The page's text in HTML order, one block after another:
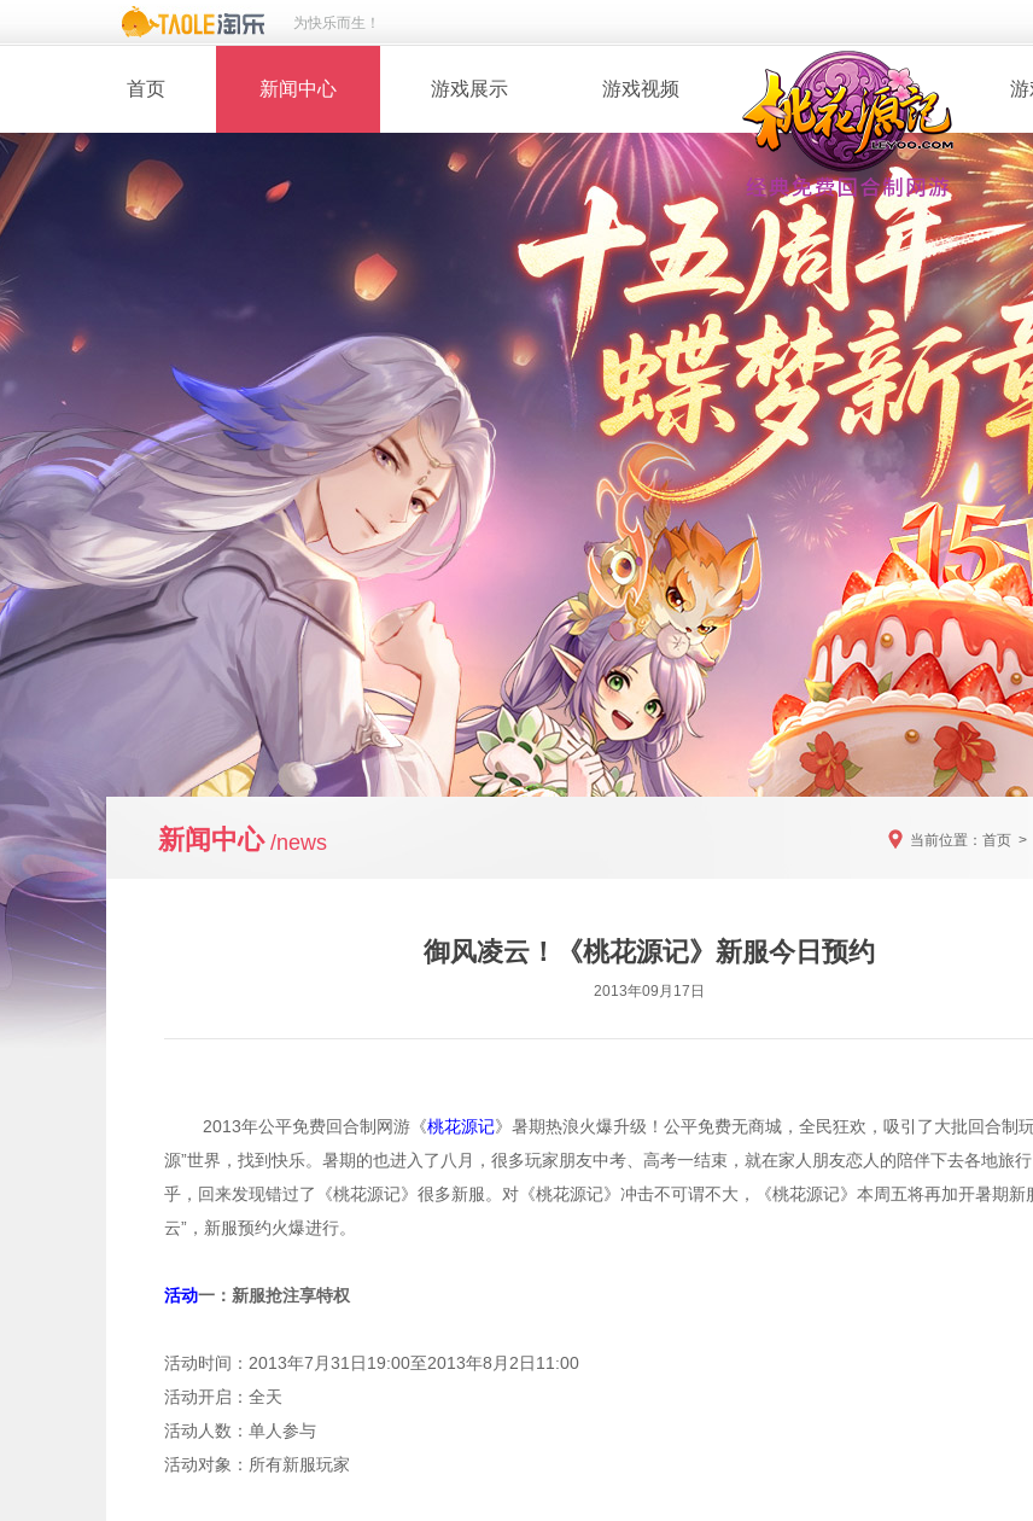
为快乐而生！
首页 新闻中心 游戏展示 游戏视频 游
· 维护公告
· 桃花美人
· 桃花服战
· 玩家自制
· 版本CG
· 解说视频
·
·
·
新闻中心 /news 当前位置： 首页 >
御风凌云！《桃花源记》新服今日预约
2013年09月17日
2013年公平免费回合制网游《桃花源记》暑期热浪火爆升级！公平免费无商城，全民狂欢，吸引了大批回合制
源”世界，找到快乐。暑期的也进入了八月，很多玩家朋友中考、高考一结束，就在家人朋友恋人的陪伴下去各地旅
乎，回来发现错过了《桃花源记》很多新服。对《桃花源记》冲击不可谓不大，《桃花源记》本周五将再加开暑期新
云”，新服预约火爆进行。
活动一：新服抢注享特权
活动时间：2013年7月31日19:00至2013年8月2日11:00
活动开启：全天
活动人数：单人参与
活动对象：所有新服玩家